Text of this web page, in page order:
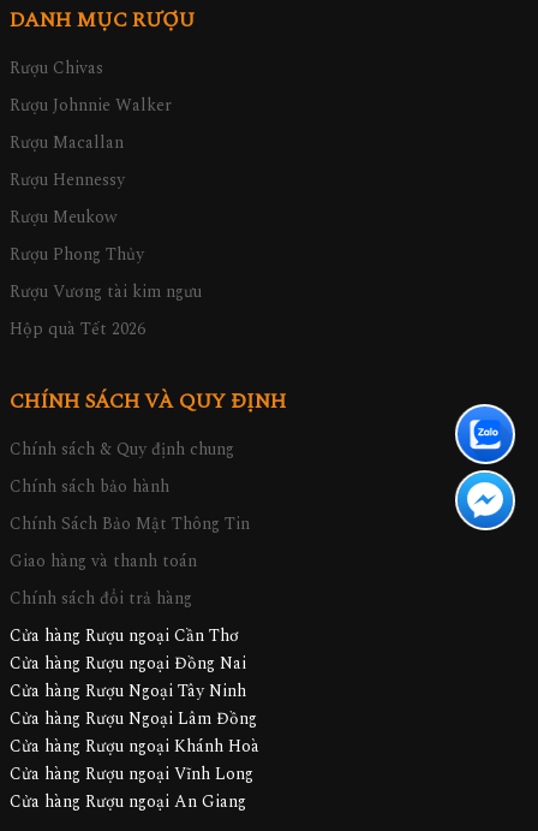
DANH MỤC RƯỢU
Rượu Chivas
Rượu Johnnie Walker
Rượu Macallan
Rượu Hennessy
Rượu Meukow
Rượu Phong Thủy
Rượu Vương tài kim ngưu
Hộp quà Tết 2026
CHÍNH SÁCH VÀ QUY ĐỊNH
Chính sách & Quy định chung
Chính sách bảo hành
Chính Sách Bảo Mật Thông Tin
Giao hàng và thanh toán
Chính sách đổi trả hàng
Cửa hàng Rượu ngoại Cần Thơ
Cửa hàng Rượu ngoại Đồng Nai
Cửa hàng Rượu Ngoại Tây Ninh
Cửa hàng Rượu Ngoại Lâm Đồng
Cửa hàng Rượu ngoại Khánh Hoà
Cửa hàng Rượu ngoại Vĩnh Long
Cửa hàng Rượu ngoại An Giang